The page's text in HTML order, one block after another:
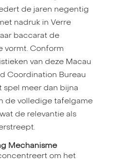
de jaren negentig
nadruk in Verre
baccarat de
vormt. Conform
van deze Macau
Coordination Bureau
meer dan bijna
de volledige tafelgame
de relevantie als
Mechanisme
om het